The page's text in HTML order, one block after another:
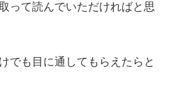
って読んでいただければと思
でも目に通してもらえたらと